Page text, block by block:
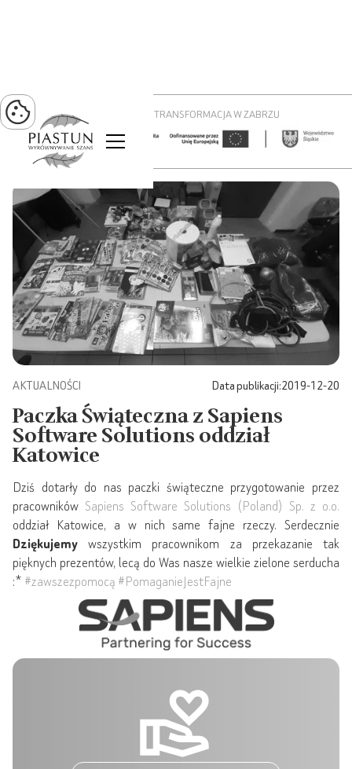
PROJEKT ZIELONA TRANSFORMACJA W ZABRZU
AKTUALNOŚCI Data publikacji:2019-12-20
Paczka Świąteczna z Sapiens
Software Solutions oddział
Katowice
Dziś dotarły do nas paczki świąteczne przygotowanie przez
pracowników Sapiens Software Solutions (Poland) Sp. z o.o.
oddział Katowice, a w nich same fajne rzeczy. Serdecznie
Dziękujemy wszystkim pracownikom za przekazanie tak
pięknych prezentów, lecą do Was nasze wielkie zielone serducha
:* #zawszezpomocą #PomaganieJestFajne